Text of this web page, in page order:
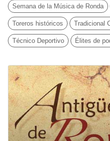
Semana de la Música de Ronda
Toreros históricos Tradicional
Técnico Deportivo Élites de